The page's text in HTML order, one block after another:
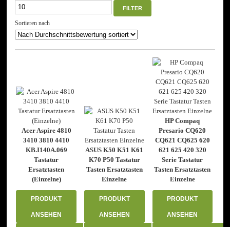
Preis PreisFILTER
Sortieren nach
Acer Aspire 4810
3410 3810 4410
KB.I140A.069
Tastatur
Ersatztasten
(Einzelne)
PRODUKT
ANSEHEN
ASUS K50 K51 K61
K70 P50 Tastatur
Tasten Ersatztasten
Einzelne
PRODUKT
ANSEHEN
HP Compaq
Presario CQ620
CQ621 CQ625 620
621 625 420 320
Serie Tastatur
Tasten Ersatztasten
Einzelne
PRODUKT
ANSEHEN